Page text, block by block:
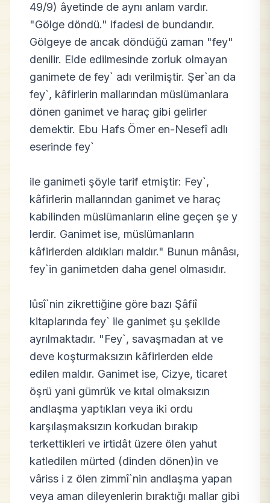
49/9) âyetinde de aynı anlam vardır.
"Gölge döndü." ifadesi de bundandır.
Gölgeye de ancak döndüğü zaman "fey"
denilir. Elde edilmesinde zorluk olmayan
ganimete de fey` adı verilmiştir. Şer`an da
fey`, kâfirlerin mallarından müslümanlara
dönen ganimet ve haraç gibi gelirler
demektir. Ebu Hafs Ömer en-Nesefî adlı
eserinde fey`
ile ganimeti şöyle tarif etmiştir: Fey`,
kâfirlerin mallarından ganimet ve haraç
kabilinden müslümanların eline geçen şe y
lerdir. Ganimet ise, müslümanların
kâfirlerden aldıkları maldır." Bunun mânâsı,
fey`in ganimetden daha genel olmasıdır.
lûsî`nin zikrettiğine göre bazı Şâfiî
kitaplarında fey` ile ganimet şu şekilde
ayrılmaktadır. "Fey`, savaşmadan at ve
deve koşturmaksızın kâfirlerden elde
edilen maldır. Ganimet ise, Cizye, ticaret
öşrü yani gümrük ve kıtal olmaksızın
andlaşma yaptıkları veya iki ordu
karşılaşmaksızın korkudan bırakıp
terkettikleri ve irtidât üzere ölen yahut
katledilen mürted (dinden dönen)in ve
vâriss i z ölen zimmî`nin andlaşma yapan
veya aman dileyenlerin bıraktığı mallar gibi